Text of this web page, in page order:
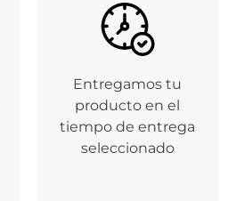
Entregamos tu
producto en el
tiempo de entrega
seleccionado